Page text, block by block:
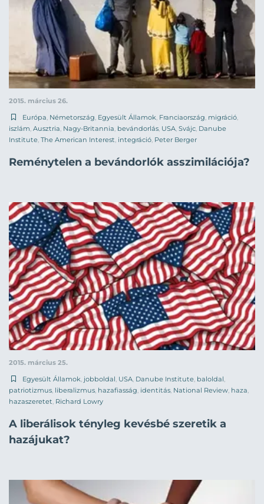
2015. március 26.
Európa, Németország, Egyesült Államok, Franciaország, migráció,
iszlám, Ausztria, Nagy-Britannia, bevándorlás, USA, Svájc, Danube
Institute, The American Interest, integráció, Peter Berger
Reménytelen a bevándorlók asszimilációja?
2015. március 25.
Egyesült Államok, jobboldal, USA, Danube Institute, baloldal,
patriotizmus, liberalizmus, hazafiasság, identitás, National Review, haza,
hazaszeretet, Richard Lowry
A liberálisok tényleg kevésbé szeretik a
hazájukat?